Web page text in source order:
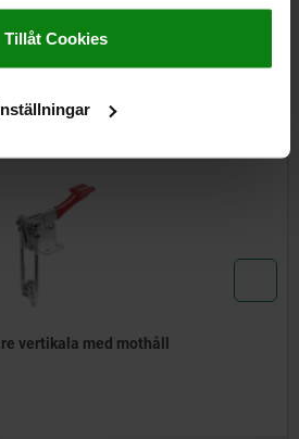
|AGB
Tillåt Cookies
köpte också
vertikala med mothåll